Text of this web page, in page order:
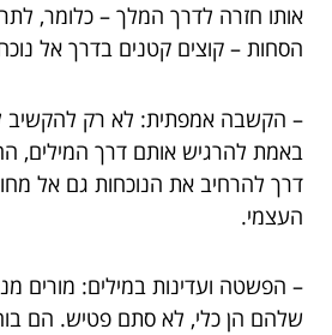
אותו חזרה לדרך המלך – כלומר,
הסחות – קוצים קטנים בדרך אל
– הקשבה אמפתית: לא רק להקשיב
באמת להרגיש אותם דרך המילים,
דרך להרחיב את הנוכחות גם אל
העצמי.
– הפשטה ועדינות במילים: מורים
שלהם הן כלי, לא סתם פטיש. הם